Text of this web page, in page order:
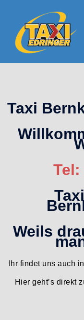
springen
Taxi
Tel:
Weils
Ihr findet uns auch
Hier geht’s direkt